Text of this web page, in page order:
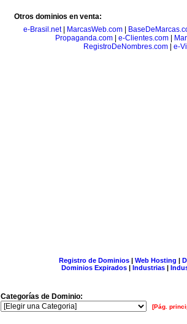
Otros dominios en venta:
e-Brasil.net| MarcasWeb.com|
Propaganda.com
e-Clientes.com
RegistroDeNombres.com| e-
Registro de Dominios| Web Hosting |
Dominios Expirados | Industrias |
Categorías de Dominio:
[Pág.